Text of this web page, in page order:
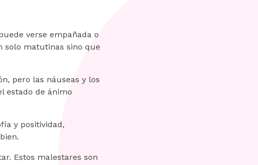
verse empañada o
solo matutinas sino que
pero las náuseas y los
estado de ánimo
y positividad,
Estos malestares son